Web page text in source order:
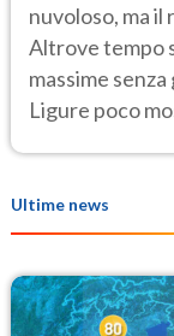
nuvoloso, ma il
Altrove tempo
massime
Ligure poco
Ultime news